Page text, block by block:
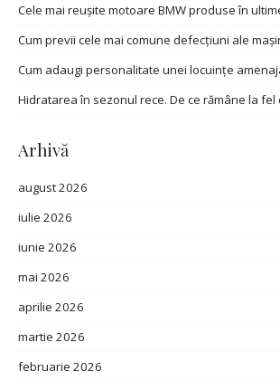
Cele mai reușite motoare BMW produse în
Cum previi cele mai comune defecțiuni ale
Cum adaugi personalitate unei locuințe
Hidratarea în sezonul rece. De ce rămâne la
Arhivă
august 2026
iulie 2026
iunie 2026
mai 2026
aprilie 2026
martie 2026
februarie 2026